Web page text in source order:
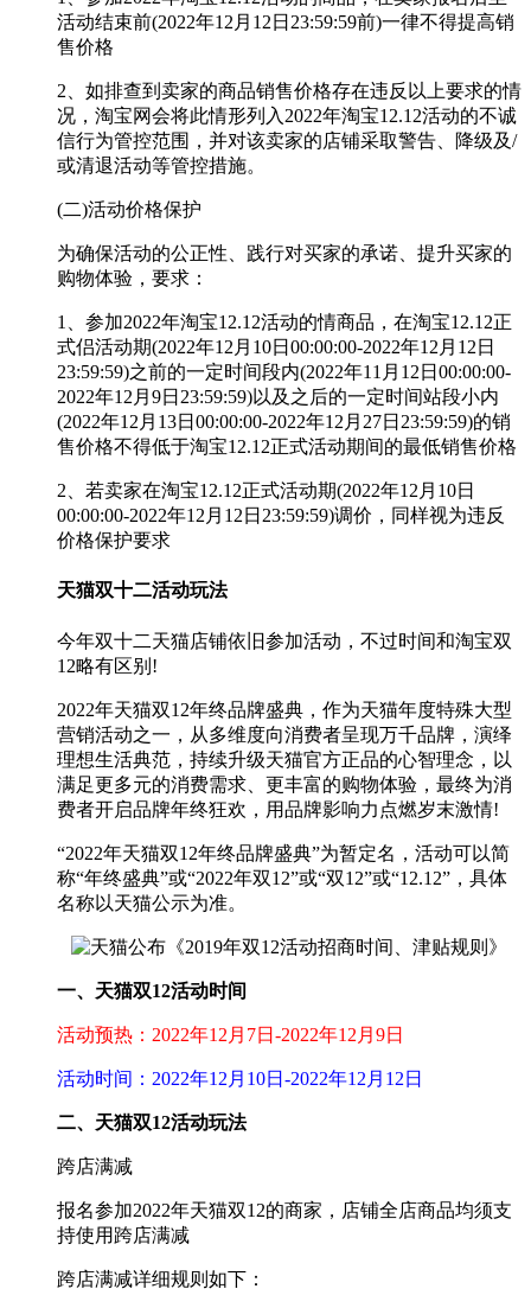
活动结束前(2022年12月12日23:59:59前)一律不得提高销
售价格
2、如排查到卖家的商品销售价格存在违反以上要求的情
况，淘宝网会将此情形列入2022年淘宝12.12活动的不诚
信行为管控范围，并对该卖家的店铺采取警告、降级及/
或清退活动等管控措施。
(二)活动价格保护
为确保活动的公正性、践行对买家的承诺、提升买家的
购物体验，要求：
1、参加2022年淘宝12.12活动的情商品，在淘宝12.12正
式侣活动期(2022年12月10日00:00:00-2022年12月12日
23:59:59)之前的一定时间段内(2022年11月12日00:00:00-
2022年12月9日23:59:59)以及之后的一定时间站段小内
(2022年12月13日00:00:00-2022年12月27日23:59:59)的销
售价格不得低于淘宝12.12正式活动期间的最低销售价格
2、若卖家在淘宝12.12正式活动期(2022年12月10日
00:00:00-2022年12月12日23:59:59)调价，同样视为违反
价格保护要求
天猫双十二活动玩法
今年双十二天猫店铺依旧参加活动，不过时间和淘宝双
12略有区别!
2022年天猫双12年终品牌盛典，作为天猫年度特殊大型
营销活动之一，从多维度向消费者呈现万千品牌，演绎
理想生活典范，持续升级天猫官方正品的心智理念，以
满足更多元的消费需求、更丰富的购物体验，最终为消
费者开启品牌年终狂欢，用品牌影响力点燃岁末激情!
“2022年天猫双12年终品牌盛典”为暂定名，活动可以简
称“年终盛典”或“2022年双12”或“双12”或“12.12”，具体
名称以天猫公示为准。
一、天猫双12活动时间
活动预热：2022年12月7日-2022年12月9日
活动时间：2022年12月10日-2022年12月12日
二、天猫双12活动玩法
跨店满减
报名参加2022年天猫双12的商家，店铺全店商品均须支
持使用跨店满减
跨店满减详细规则如下：